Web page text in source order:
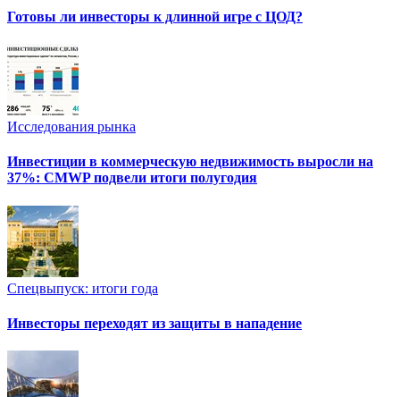
Готовы ли инвесторы к длинной игре с ЦОД?
Исследования рынка
Инвестиции в коммерческую недвижимость выросли на
37%: CMWP подвели итоги полугодия
Спецвыпуск: итоги года
Инвесторы переходят из защиты в нападение